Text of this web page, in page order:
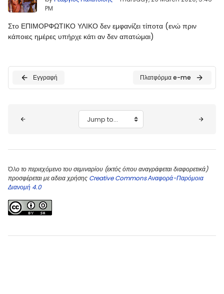
PM
Στο ΕΠΙΜΟΡΦΩΤΙΚΟ ΥΛΙΚΟ δεν εμφανίζει τίποτα (ενώ πριν
κάποιες ημέρες υπήρχε κάτι αν δεν απατώμαι)
Εγγραφή Πλατφόρμα e-me
Jump to...
Όλο το περιεχόμενο του σεμιναρίου (εκτός όπου αναγράφεται διαφορετικά)
προσφέρεται με αδεια χρήσης Creative Commons Αναφορά-Παρόμοια
Διανομή 4.0